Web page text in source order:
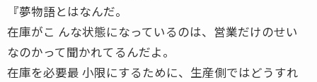
『夢物語とはなんだ。
在庫がこ んな状態になっているのは、営業だけのせい
なのかって聞かれてるんだよ。
在庫を必要最 小限にするために、生産側ではどうすれ